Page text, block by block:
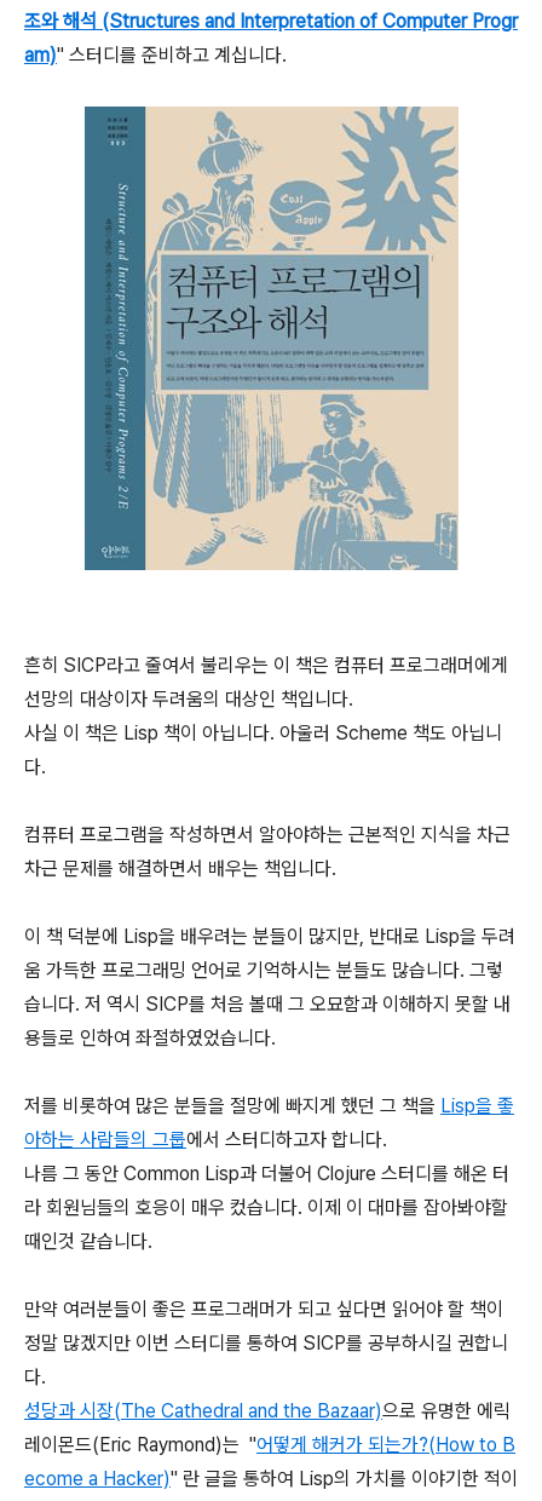
조와 해석 (Structures and Interpretation of Computer Progr
am)" 스터디를 준비하고 계십니다.
흔히 SICP라고 줄여서 불리우는 이 책은 컴퓨터 프로그래머에게
선망의 대상이자 두려움의 대상인 책입니다.
사실 이 책은 Lisp 책이 아닙니다. 아울러 Scheme 책도 아닙니
다.
컴퓨터 프로그램을 작성하면서 알아야하는 근본적인 지식을 차근
차근 문제를 해결하면서 배우는 책입니다.
이 책 덕분에 Lisp을 배우려는 분들이 많지만, 반대로 Lisp을 두려
움 가득한 프로그래밍 언어로 기억하시는 분들도 많습니다. 그렇
습니다. 저 역시 SICP를 처음 볼때 그 오묘함과 이해하지 못할 내
용들로 인하여 좌절하였었습니다.
저를 비롯하여 많은 분들을 절망에 빠지게 했던 그 책을 Lisp을 좋
아하는 사람들의 그룹에서 스터디하고자 합니다.
나름 그 동안 Common Lisp과 더불어 Clojure 스터디를 해온 터
라 회원님들의 호응이 매우 컸습니다. 이제 이 대마를 잡아봐야할
때인것 같습니다.
만약 여러분들이 좋은 프로그래머가 되고 싶다면 읽어야 할 책이
정말 많겠지만 이번 스터디를 통하여 SICP를 공부하시길 권합니
다.
성당과 시장(The Cathedral and the Bazaar)으로 유명한 에릭
레이몬드(Eric Raymond)는 "어떻게 해커가 되는가?(How to B
ecome a Hacker)" 란 글을 통하여 Lisp의 가치를 이야기한 적이